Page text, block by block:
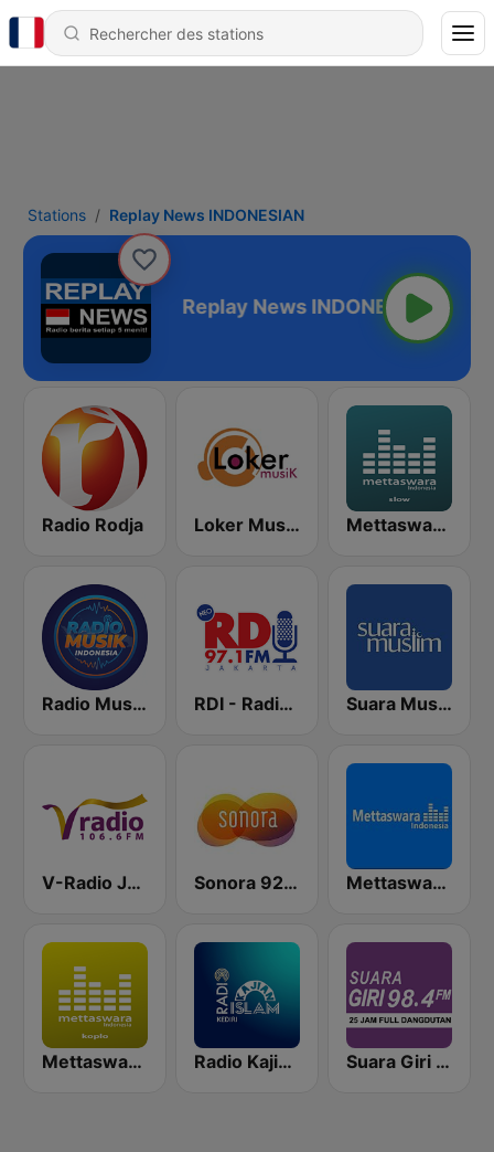
Stations Replay News INDONESIAN
Radio Rodja Loker Musik Radio Indonesia Mettaswara Nostalgia SLow
Radio Music Indonesia RDI - Radio Dangdut Indonesia 97.1 FM Suara Muslim
V-Radio Jakarta 106.6 FM Sonora 92.0 FM Mettaswara Dangdut
Mettaswara Koplo Radio Kajian Islam Suara Giri 98.4 FM